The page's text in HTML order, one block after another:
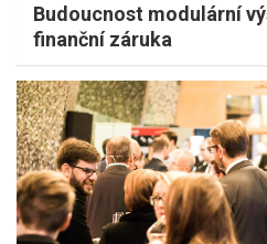
Budoucnost modulární
finanční záruka